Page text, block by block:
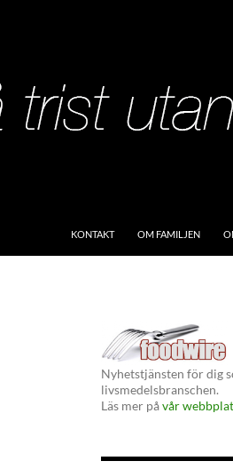
KONTAKT
OM FAMILJEN
Nyhetstjänsten för dig
livsmedelsbranschen.
Läs mer påvår